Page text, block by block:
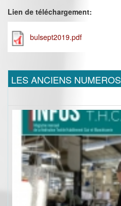
Lien de téléchargement:
bulsept2019.pdf
LES ANCIENS NUMEROS